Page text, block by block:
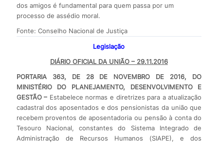
dos amigos é fundamental para quem passa por um
processo de assédio moral.
Fonte: Conselho Nacional de Justiça
Legislação
DIÁRIO OFICIAL DA UNIÃO – 29.11.2016
PORTARIA 363, DE 28 DE NOVEMBRO DE 2016, DO
MINISTÉRIO DO PLANEJAMENTO, DESENVOLVIMENTO E
GESTÃO – Estabelece normas e diretrizes para a atualização
cadastral dos aposentados e dos pensionistas da união que
recebem proventos de aposentadoria ou pensão à conta do
Tesouro Nacional, constantes do Sistema Integrado de
Administração de Recursos Humanos (SIAPE), e dos